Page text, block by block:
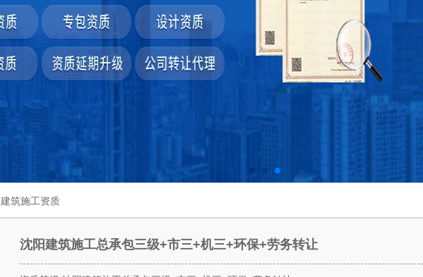
建筑施工资质
沈阳建筑施工总承包三级+市三+机三+环保+劳务转让